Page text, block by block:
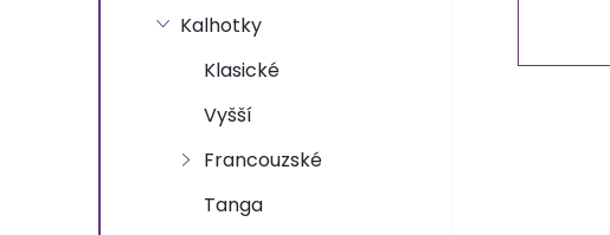
Kalhotky
Klasické
Vyšší
Francouzské
Tanga